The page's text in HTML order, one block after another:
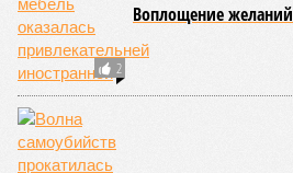
2
Воплощение желаний